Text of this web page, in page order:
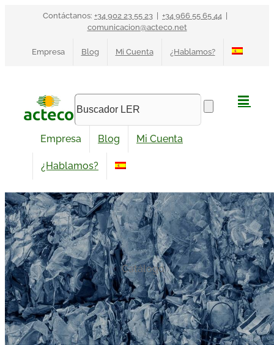
Contáctanos: +34 902 23 55 23 +34 966 55 65 44
comunicacion@acteco.net
Empresa Blog Mi Cuenta ¿Hablamos?
Empresa Blog Mi Cuenta
¿Hablamos?
Catálogo